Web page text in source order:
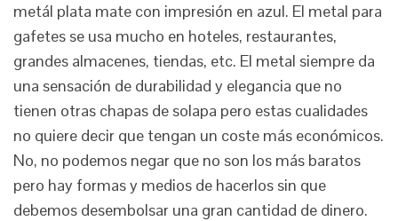
metál plata mate con impresión en azul. El metal para
gafetes se usa mucho en hoteles, restaurantes,
grandes almacenes, tiendas, etc. El metal siempre da
una sensación de durabilidad y elegancia que no
tienen otras chapas de solapa pero estas cualidades
no quiere decir que tengan un coste más económicos.
No, no podemos negar que no son los más baratos
pero hay formas y medios de hacerlos sin que
debemos desembolsar una gran cantidad de dinero.